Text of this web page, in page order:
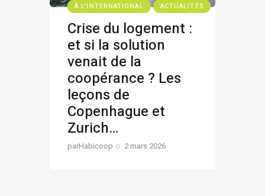
À L'INTERNATIONAL ACTUALITÉS
Crise du logement :
et si la solution
venait de la
coopérance ? Les
leçons de
Copenhague et
Zurich…
parHabicoop 2 mars 2026